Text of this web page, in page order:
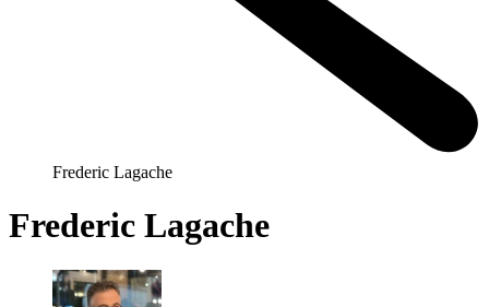
Frederic Lagache
Frederic Lagache